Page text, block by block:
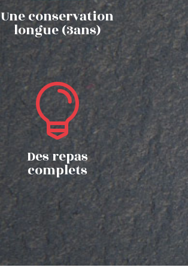
Une conservation
longue (3ans)

Des repas
complets